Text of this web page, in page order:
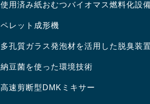
使用済み紙おむつバイオマス燃料化設
ペレット成形機
多孔質ガラス発泡材を活用した脱臭装置
納豆菌を使った環境技術
高速剪断型DMKミキサー